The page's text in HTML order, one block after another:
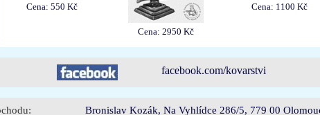
Cena: 550 Kč
Cena: 2950 Kč
Cena: 1100 Kč
facebook.com/kovarstvi
Bronislav Kozák, Na Vyhlídce 286/5, 779 00